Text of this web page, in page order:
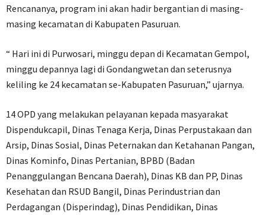
Rencananya, program ini akan hadir bergantian di masing-
masing kecamatan di Kabupaten Pasuruan.
“ Hari ini di Purwosari, minggu depan di Kecamatan Gempol,
minggu depannya lagi di Gondangwetan dan seterusnya
keliling ke 24 kecamatan se-Kabupaten Pasuruan,” ujarnya.
14 OPD yang melakukan pelayanan kepada masyarakat
Dispendukcapil, Dinas Tenaga Kerja, Dinas Perpustakaan dan
Arsip, Dinas Sosial, Dinas Peternakan dan Ketahanan Pangan,
Dinas Kominfo, Dinas Pertanian, BPBD (Badan
Penanggulangan Bencana Daerah), Dinas KB dan PP, Dinas
Kesehatan dan RSUD Bangil, Dinas Perindustrian dan
Perdagangan (Disperindag), Dinas Pendidikan, Dinas